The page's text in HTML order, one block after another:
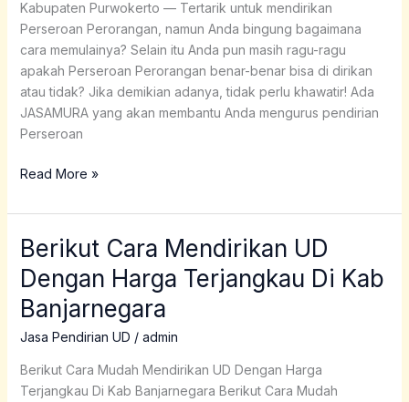
Kabupaten Purwokerto — Tertarik untuk mendirikan
Perseroan Perorangan, namun Anda bingung bagaimana
cara memulainya? Selain itu Anda pun masih ragu-ragu
apakah Perseroan Perorangan benar-benar bisa di dirikan
atau tidak? Jika demikian adanya, tidak perlu khawatir! Ada
JASAMURA yang akan membantu Anda mengurus pendirian
Perseroan
Read More »
Berikut Cara Mendirikan UD
Dengan Harga Terjangkau Di Kab
Banjarnegara
Jasa Pendirian UD / admin
Berikut Cara Mudah Mendirikan UD Dengan Harga
Terjangkau Di Kab Banjarnegara Berikut Cara Mudah
Berikut
Mendirikan
UD
Dengan
Terjangkau
Di